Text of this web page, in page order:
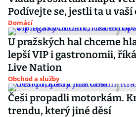
Podívejte se, jestli ta u
Domácí
U pražských hal chceme
lepší VIP i gastronomii,
Live Nation
Obchod a služby
Češi propadli motorkám.
trendu, který jiné děsí